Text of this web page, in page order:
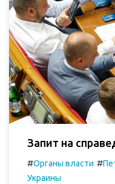
Запит на
#Органы власти #
Украины